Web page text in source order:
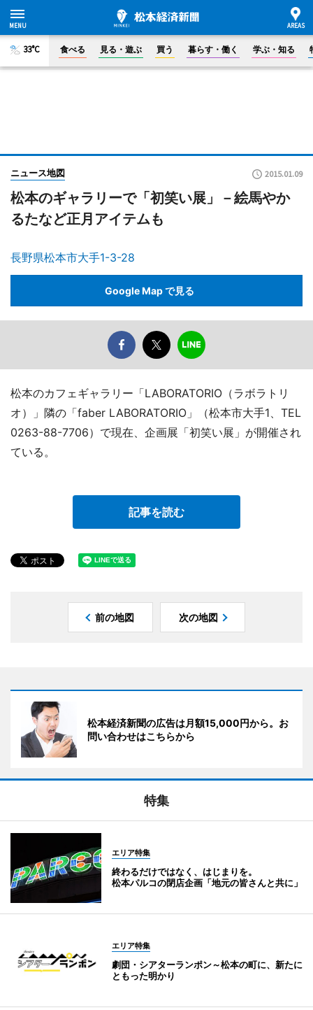
33°C 食べる 見る・遊ぶ 買う 暮らす・働く 学ぶ・知る
ニュース地図 2015.01.09
松本のギャラリーで「初笑い展」－絵馬やか
るたなど正月アイテムも
長野県松本市大手1-3-28
Google Map で見る
松本のカフェギャラリー「LABORATORIO（ラボラトリ
オ）」隣の「faber LABORATORIO」（松本市大手1、TEL
0263-88-7706）で現在、企画展「初笑い展」が開催され
ている。
記事を読む
前の地図 次の地図
松本経済新聞の広告は月額15,000円から。お
問い合わせはこちらから
特集
エリア特集
終わるだけではなく、はじまりを。
松本パルコの閉店企画「地元の皆さんと共に」
エリア特集
劇団・シアターランポン～松本の町に、新たに
ともった明かり